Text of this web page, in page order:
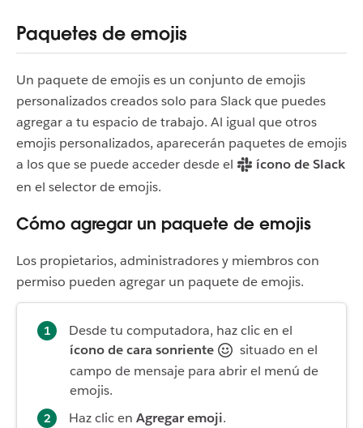
Paquetes de emojis
Un paquete de emojis es un conjunto de emojis
personalizados creados solo para Slack que puedes
agregar a tu espacio de trabajo. Al igual que otros
emojis personalizados, aparecerán paquetes de emojis
a los que se puede acceder desde el
ícono de Slack
en el selector de emojis.
Cómo agregar un paquete de emojis
Los propietarios, administradores y miembros con
permiso pueden agregar un paquete de emojis.
Desde tu computadora, haz clic en el
ícono de cara sonriente
situado en el
campo de mensaje para abrir el menú de
emojis.
Haz clic en Agregar emoji.